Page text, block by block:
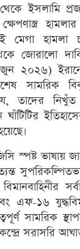
ইসলামি
মেগা হামলা
জোরালো
২০২৬) ইরানের
সামরিক
তাদের নিখুঁত
ঘাঁটিটির
স্পষ্ট ভাষায়
বিমানবাহিনীর
১৬
সামরিক
সরাসরি